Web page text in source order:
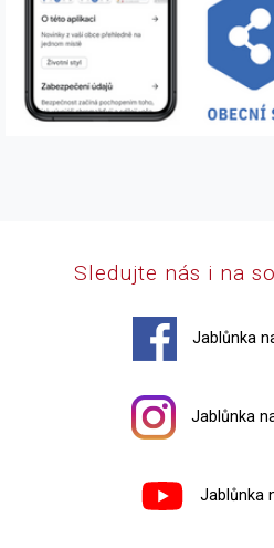
Sledujte nás i na
Jablůnka
Jablůnka
Jablůnka